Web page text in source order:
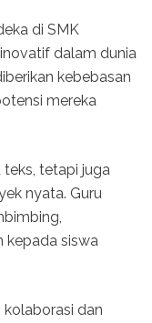
di SMK
dalam dunia
kebebasan
mereka
teks, tetapi juga
nyata. Guru
kepada siswa
dan